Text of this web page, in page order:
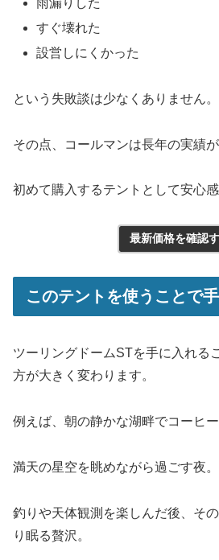
すぐ壊れた
設営しにくかった
という失敗談は少なくありません。
その点、コールマンは長年の実績
初めて購入するテントとして安心感
最新価格を確認
このテントを使うことで
ツーリングドームSTを手に入れる
方が大きく変わります。
例えば、朝の静かな湖畔でコーヒー
満天の星空を眺めながら過ごす夜。
釣りや天体観測を楽しんだ後、そ
り眠る贅沢。